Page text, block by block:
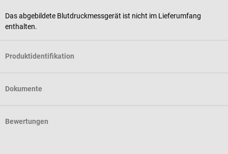
Das abgebildete Blutdruckmessgerät ist nicht im Lieferumfang
enthalten.
Produktidentifikation
Dokumente
Bewertungen